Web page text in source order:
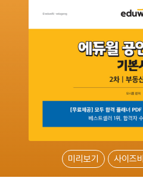
미리보기 사이즈